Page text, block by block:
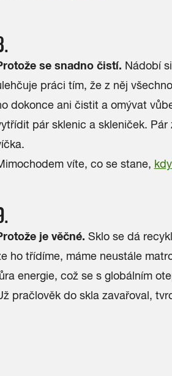
se snadno čistí. Nádobí
práci tím, že z něj
dokonce ani čistit a omývat
pár sklenic a skleniček.
víte, co se stane,
je věčné. Sklo se dá
ho třídíme, máme neustále
energie, což se s globálním
pračlověk do skla zavařoval,